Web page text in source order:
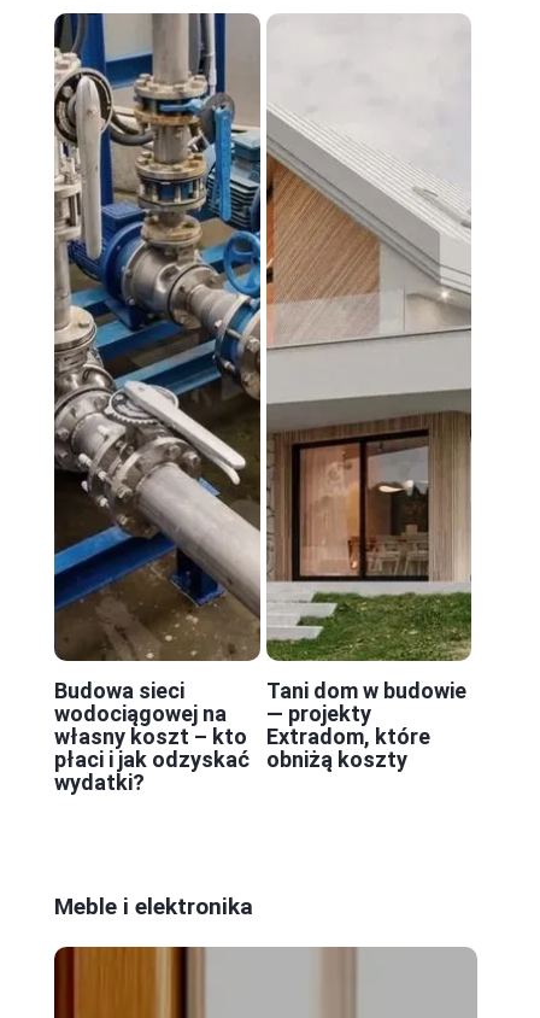
Budowa sieci
wodociągowej na
własny koszt – kto
płaci i jak odzyskać
wydatki?
Tani dom w budowie
— projekty
Extradom, które
obniżą koszty
Meble i elektronika